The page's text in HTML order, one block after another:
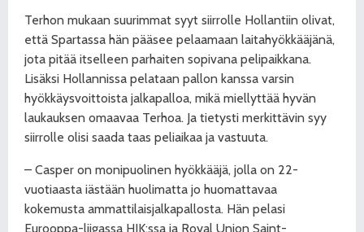
Terhon mukaan suurimmat syyt siirrolle Hollantiin olivat,
että Spartassa hän pääsee pelaamaan laitahyökkääjänä,
jota pitää itselleen parhaiten sopivana pelipaikkana.
Lisäksi Hollannissa pelataan pallon kanssa varsin
hyökkäysvoittoista jalkapalloa, mikä miellyttää hyvän
laukauksen omaavaa Terhoa. Ja tietysti merkittävin syy
siirrolle olisi saada taas peliaikaa ja vastuuta.
– Casper on monipuolinen hyökkääjä, jolla on 22-
vuotiaasta iästään huolimatta jo huomattavaa
kokemusta ammattilaisjalkapallosta. Hän pelasi
Eurooppa-liigassa HJK:ssa ja Royal Union Saint-